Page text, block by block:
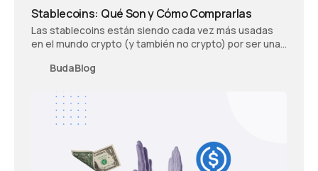
Stablecoins: Qué Son y Cómo Comprarlas
Las stablecoins están siendo cada vez más usadas
en el mundo crypto (y también no crypto) por ser una
eso, aquí resolvemos todas las dudas que puedas
BudaBlog